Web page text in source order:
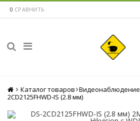
0 СРАВНИТЬ
Главная
Каталог товаров Видеонаблюдение
2CD2125FHWD-IS (2.8 мм)